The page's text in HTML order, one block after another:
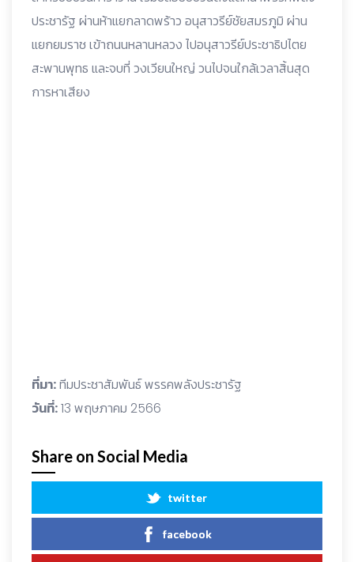
ประชารัฐ ผ่านห้าแยกลาดพร้าว อนุสาวรีย์ชัยสมรภูมิ ผ่าน
แยกยมราช เข้าถนนหลานหลวง ไปอนุสาวรีย์ประชาธิปไตย
สะพานพุทธ และจบที่ วงเวียนใหญ่ วนไปจนใกล้เวลาสิ้นสุด
การหาเสียง
ที่มา:ทีมประชาสัมพันธ์ พรรคพลังประชารัฐ
วันที่:13 พฤษภาคม 2566
Share on Social Media
twitter
facebook